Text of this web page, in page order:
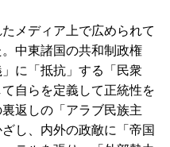
メディア上で広められて
中東諸国の共和制政権
に「抵抗」する「民衆
自らを定義して正統性を
返しの「アラブ民族主
し、内外の政敵に「帝国